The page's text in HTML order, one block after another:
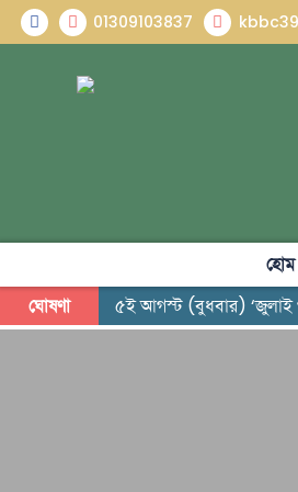
01309103837
হোম
ঘোষণা
৫ই আগস্ট (বুধবার) ‘জুলাই